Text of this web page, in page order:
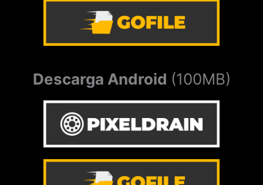
Descarga Android (100MB)